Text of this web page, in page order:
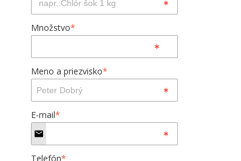
Množstvo*
Meno a priezvisko*
E-mail*
Telefón*